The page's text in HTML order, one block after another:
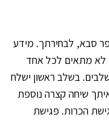
סבא, לבחירתך. מידע
לא מתאים לכל אחד
בשלב ראשון ישלח
שיחה קצרה נוספת
הכרות. פגישת